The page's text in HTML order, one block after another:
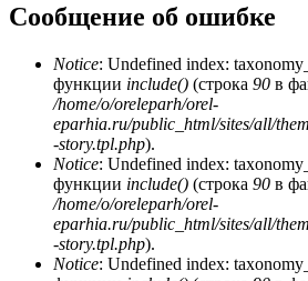
Сообщение об ошибке
Notice: Undefined index:
функции include() (строка 90 в
/home/o/oreleparh/orel-
eparhia.ru/public_html/sites/all/
-story.tpl.php).
Notice: Undefined index:
функции include() (строка 90 в
/home/o/oreleparh/orel-
eparhia.ru/public_html/sites/all/
-story.tpl.php).
Notice: Undefined index: